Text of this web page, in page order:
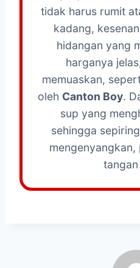
tidak harus rumit
kadang,
hidangan yang
harganya
memuaskan,
oleh Canton Boy.
sup yang
sehingga
mengenyangkan,